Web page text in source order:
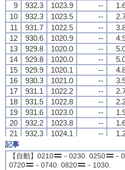
9
932.3 1023.9 --
10
932.3 1023.5 --
11
931.7 1022.5 --
12
930.6 1020.9 --
13
929.8 1020.0 --
14
929.8 1020.0 --
15
929.9 1020.1 --
16
930.3 1021.0 --
17
931.1 1022.2 --
18
931.5 1022.8 --
19
931.6 1023.0 --
20
932.2 1023.8 --
21
932.3 1024.1 --
22
23
932.5 1024.4 --
24
932.4 1024.3 --
9
932.3 1023.9 --
10
932.3 1023.5 --
11
931.7 1022.5 --
12
930.6 1020.9 --
13
929.8 1020.0 --
14
929.8 1020.0 --
15
929.9 1020.1 --
16
930.3 1021.0 --
17
931.1 1022.2 --
18
931.5 1022.8 --
19
931.6 1023.0 --
20
932.2 1023.8 --
21
932.3 1024.1 --
22
23
932.5 1024.4 --
24
932.4 1024.3 --
9
932.3 1023.9 --
10
932.3 1023.5 --
11
931.7 1022.5 --
12
930.6 1020.9 --
13
929.8 1020.0 --
14
929.8 1020.0 --
15
929.9 1020.1 --
16
930.3 1021.0 --
17
931.1 1022.2 --
18
931.5 1022.8 --
19
931.6 1023.0 --
20
932.2 1023.8 --
21
932.3 1024.1 --
22
23
932.5 1024.4 --
24
932.4 1024.3 --
9
932.3 1023.9 --
10
932.3 1023.5 --
11
931.7 1022.5 --
12
930.6 1020.9 --
13
929.8 1020.0 --
14
929.8 1020.0 --
15
929.9 1020.1 --
16
930.3 1021.0 --
17
931.1 1022.2 --
18
931.5 1022.8 --
19
931.6 1023.0 --
20
932.2 1023.8 --
21
932.3 1024.1 --
22
23
932.5 1024.4 --
24
932.4 1024.3 --
記事
【自動】0210
－0230. 0250 －
0720
－0740. 0820 －1030.